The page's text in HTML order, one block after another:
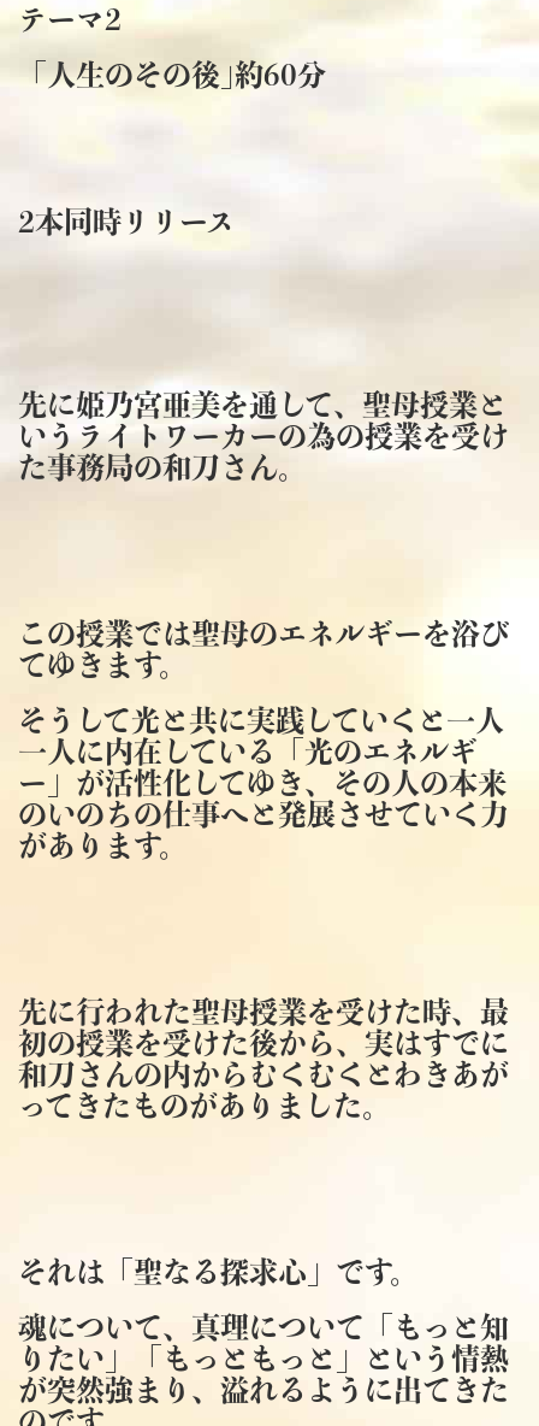
テーマ2
「人生のその後｣約60分
2本同時リリース
先に姫乃宮亜美を通して、聖母授業と
いうライトワーカーの為の授業を受け
た事務局の和刀さん。
この授業では聖母のエネルギーを浴び
てゆきます。
そうして光と共に実践していくと一人
一人に内在している「光のエネルギ
ー」が活性化してゆき、その人の本来
のいのちの仕事へと発展させていく力
があります。
先に行われた聖母授業を受けた時、最
初の授業を受けた後から、実はすでに
和刀さんの内からむくむくとわきあが
ってきたものがありました。
それは「聖なる探求心」です。
魂について、真理について「もっと知
りたい」「もっともっと」という情熱
が突然強まり、溢れるように出てきた